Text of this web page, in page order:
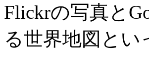
Flickrの写真と
る世界地図と